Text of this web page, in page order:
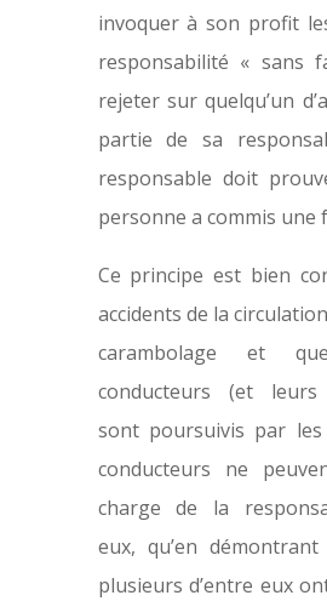
invoquer à son profit
responsabilité « sans
rejeter sur quelqu’un
partie de sa
responsable doit
personne a commis une
Ce principe est bien
accidents de la
carambolage et
conducteurs (et leurs
sont poursuivis par les
conducteurs ne
charge de la
eux, qu’en
plusieurs d’entre eux